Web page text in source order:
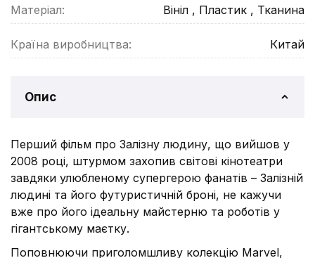
Матеріал: Вініл , Пластик , Тканина
Країна виробництва: Китай
Опис
Перший фільм про Залізну людину, що вийшов у
2008 році, штурмом захопив світові кінотеатри
завдяки улюбленому супергерою фанатів – Залізній
людині та його футуристичній броні, не кажучи
вже про його ідеальну майстерню та роботів у
гігантському маєтку.
Поповнюючи приголомшливу колекцію Marvel,